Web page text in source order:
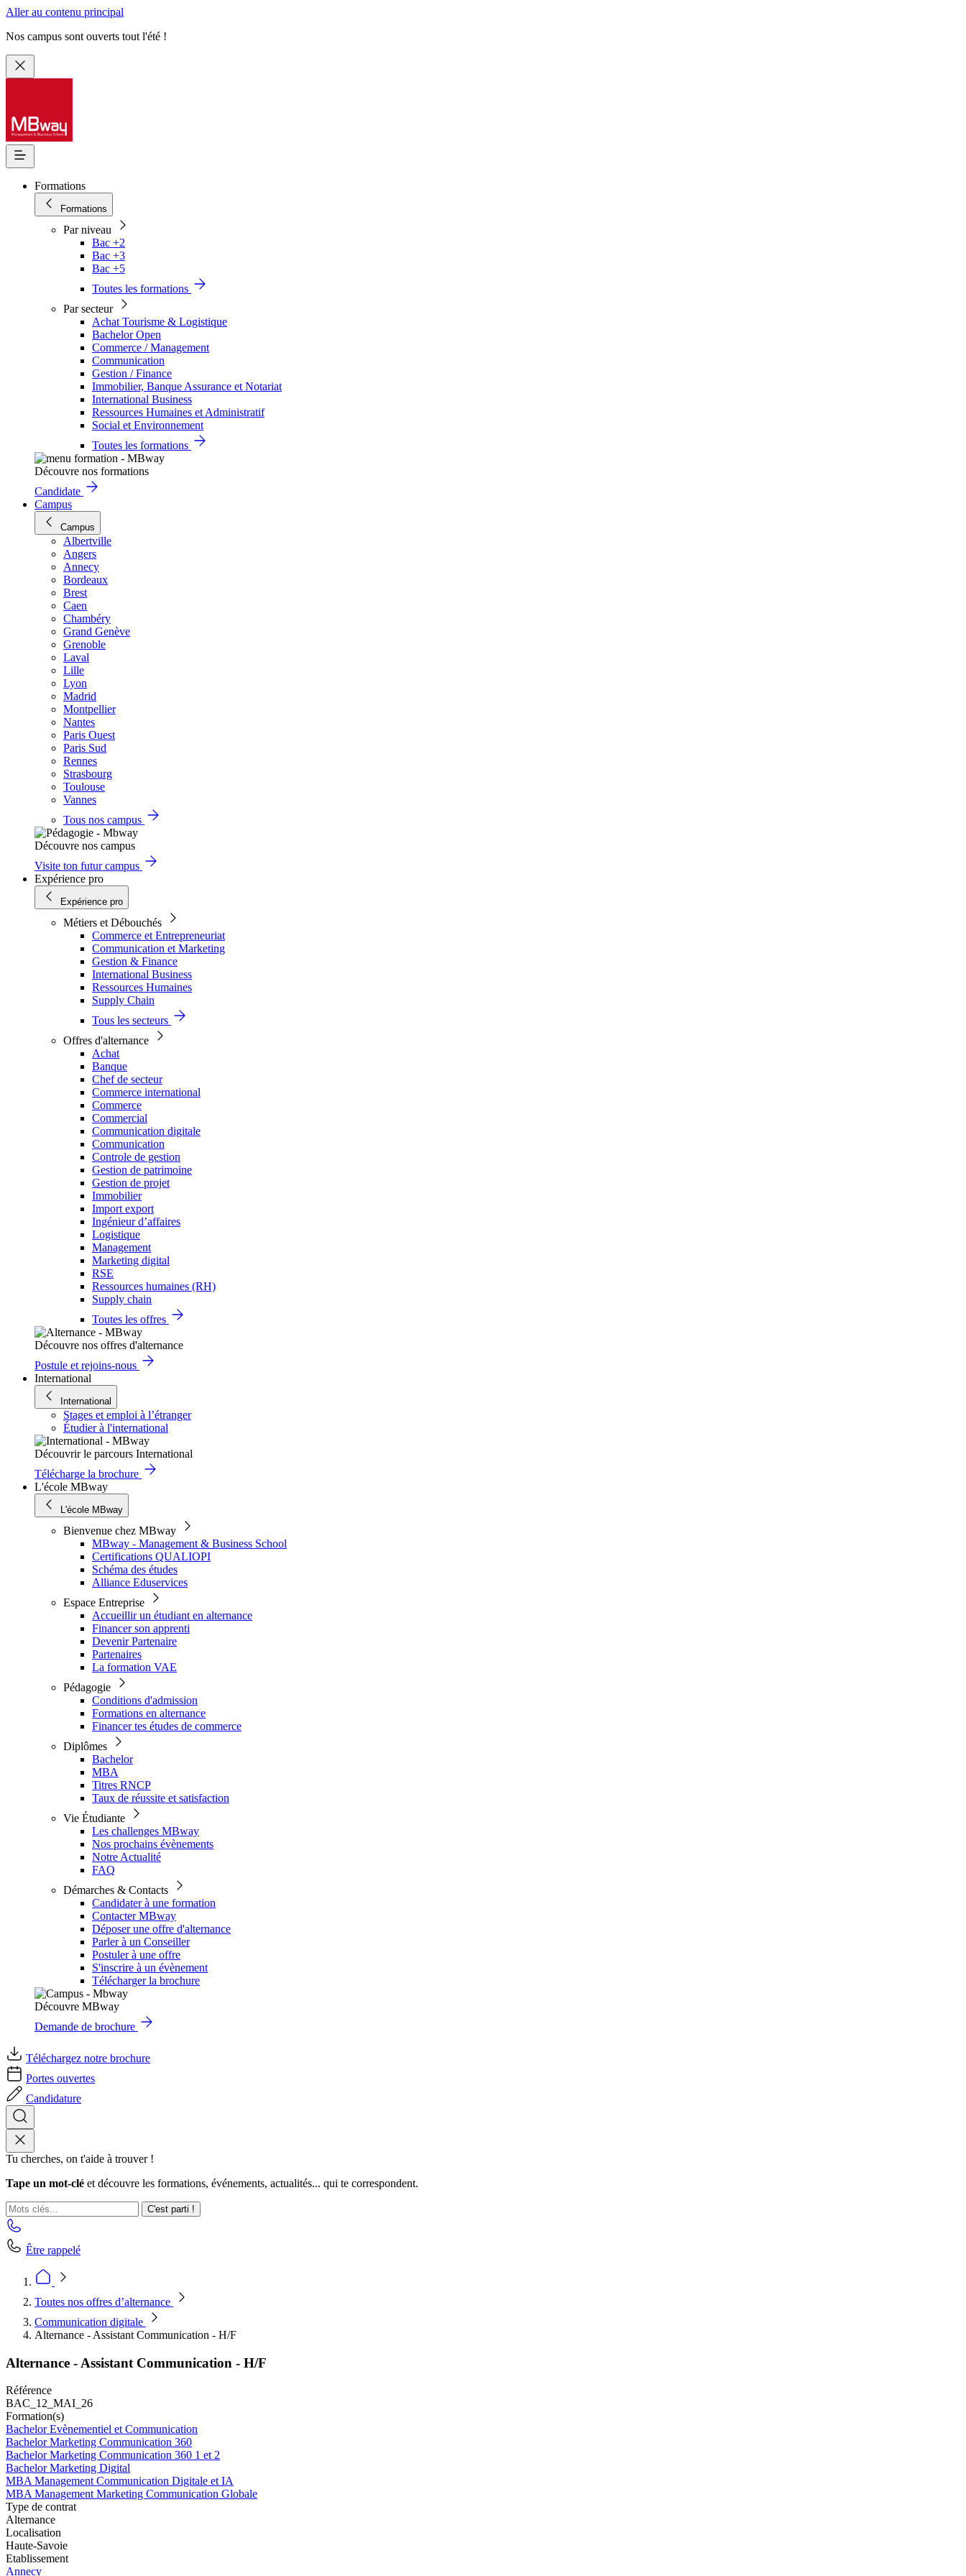
Aller au contenu principal
Nos campus sont ouverts tout l'été !
Formations
Formations
Par niveau
Bac +2
Bac +3
Bac +5
Toutes les formations
Par secteur
Achat Tourisme & Logistique
Bachelor Open
Commerce / Management
Communication
Gestion / Finance
Immobilier, Banque Assurance et Notariat
International Business
Ressources Humaines et Administratif
Social et Environnement
Toutes les formations
Découvre nos formations
Candidate
Campus
Campus
Albertville
Angers
Annecy
Bordeaux
Brest
Caen
Chambéry
Grand Genève
Grenoble
Laval
Lille
Lyon
Madrid
Montpellier
Nantes
Paris Ouest
Paris Sud
Rennes
Strasbourg
Toulouse
Vannes
Tous nos campus
Découvre nos campus
Visite ton futur campus
Expérience pro
Expérience pro
Métiers et Débouchés
Commerce et Entrepreneuriat
Communication et Marketing
Gestion & Finance
International Business
Ressources Humaines
Supply Chain
Tous les secteurs
Offres d'alternance
Achat
Banque
Chef de secteur
Commerce international
Commerce
Commercial
Communication digitale
Communication
Controle de gestion
Gestion de patrimoine
Gestion de projet
Immobilier
Import export
Ingénieur d’affaires
Logistique
Management
Marketing digital
RSE
Ressources humaines (RH)
Supply chain
Toutes les offres
Découvre nos offres d'alternance
Postule et rejoins-nous
International
International
Stages et emploi à l’étranger
Étudier à l'international
Découvrir le parcours International
Télécharge la brochure
L'école MBway
L'école MBway
Bienvenue chez MBway
MBway - Management & Business School
Certifications QUALIOPI
Schéma des études
Alliance Eduservices
Espace Entreprise
Accueillir un étudiant en alternance
Financer son apprenti
Devenir Partenaire
Partenaires
La formation VAE
Pédagogie
Conditions d'admission
Formations en alternance
Financer tes études de commerce
Diplômes
Bachelor
MBA
Titres RNCP
Taux de réussite et satisfaction
Vie Étudiante
Les challenges MBway
Nos prochains évènements
Notre Actualité
FAQ
Démarches & Contacts
Candidater à une formation
Contacter MBway
Déposer une offre d'alternance
Parler à un Conseiller
Postuler à une offre
S'inscrire à un évènement
Télécharger la brochure
Découvre MBway
Demande de brochure
Téléchargez notre brochure
Portes ouvertes
Candidature
Tu cherches, on t'aide à trouver !
Tape un mot-clé et découvre les formations, événements, actualités... qui te correspondent.
C'est parti !
Être rappelé
Toutes nos offres d’alternance
Communication digitale
Alternance - Assistant Communication - H/F
Alternance - Assistant Communication - H/F
Référence
BAC_12_MAI_26
Formation(s)
Bachelor Evènementiel et Communication
Bachelor Marketing Communication 360
Bachelor Marketing Communication 360 1 et 2
Bachelor Marketing Digital
MBA Management Communication Digitale et IA
MBA Management Marketing Communication Globale
Type de contrat
Alternance
Localisation
Haute-Savoie
Etablissement
Annecy